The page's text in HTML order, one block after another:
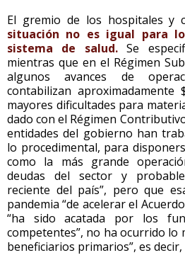
El gremio de los hospitales y
situación no es igual para
sistema de salud.Se
mientras que en el Régimen
algunos avances de
contabilizan
mayores dificultades para
dado con el Régimen
entidades del gobierno han
lo procedimental, para
como la más grande
deudas del sector y
reciente del país”, pero que
pandemia “de acelerar el
“ha sido acatada por los
competentes”, no ha ocurrido lo
beneficiarios primarios”, es